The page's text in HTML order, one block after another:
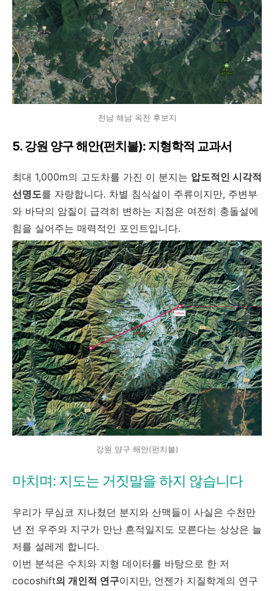
전남 해남 옥천 후보지
5. 강원 양구 해안(펀치볼): 지형학적 교과서
최대 1,000m의 고도차를 가진 이 분지는 압도적인 시각적
선명도를 자랑합니다. 차별 침식설이 주류이지만, 주변부
와 바닥의 암질이 급격히 변하는 지점은 여전히 충돌설에
힘을 실어주는 매력적인 포인트입니다.
강원 양구 해안(펀치볼)
마치며: 지도는 거짓말을 하지 않습니다
우리가 무심코 지나쳤던 분지와 산맥들이 사실은 수천만
년 전 우주와 지구가 만난 흔적일지도 모른다는 상상은 늘
저를 설레게 합니다.
이번 분석은 수치와 지형 데이터를 바탕으로 한 저
cocoshift의 개인적 연구이지만, 언젠가 지질학계의 연구